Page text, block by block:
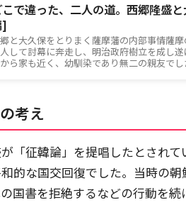
こで違った、二人の道。西郷隆盛
]
と大久保をとりまく薩摩藩の内部事情薩
して討幕に奔走し、明治政府樹立を成し
ら家も近く、幼馴染であり無二の親友で
考え
「征韓論」を提唱したとされ
的な国交回復でした。当時の
国書を拒絶するなどの行動を続